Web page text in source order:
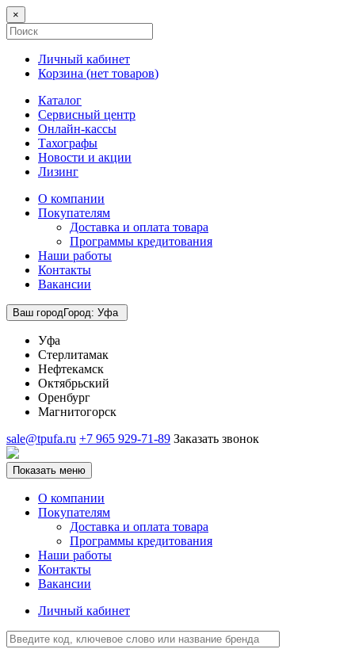
×
Личный кабинет
Корзина (нет товаров)
Каталог
Сервисный центр
Онлайн-кассы
Тахографы
Новости и акции
Лизинг
О компании
Покупателям
Доставка и оплата товара
Программы кредитования
Наши работы
Контакты
Вакансии
Ваш городГород: Уфа
Уфа
Стерлитамак
Нефтекамск
Октябрьский
Оренбург
Магнитогорск
sale@tpufa.ru +7 965 929-71-89 Заказать звонок
Показать меню
О компании
Покупателям
Доставка и оплата товара
Программы кредитования
Наши работы
Контакты
Вакансии
Личный кабинет